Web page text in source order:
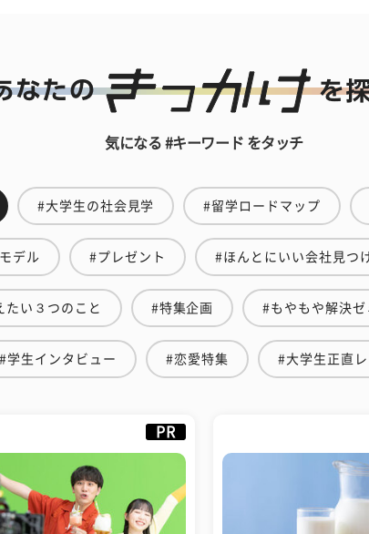
気になる #キーワード をタッチ
#大学生の社会見学 #留学ロードマップ
デル #プレゼント #ほんとにいい会社見つ
たい３つのこと #特集企画 #もやもや解決ゼ
#学生インタビュー #恋愛特集 #大学生正直
PR